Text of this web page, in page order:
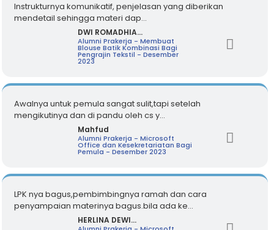
Instrukturnya komunikatif, penjelasan yang diberikan
mendetail sehingga materi dap...
DWI ROMADHIA...
Alumni Prakerja - Membuat
Blouse Batik Kombinasi Bagi
Pengrajin Tekstil - Desember
2023
Awalnya untuk pemula sangat sulit,tapi setelah
mengikutinya dan di pandu oleh cs y...
Mahfud
Alumni Prakerja - Microsoft
Office dan Kesekretariatan Bagi
Pemula - Desember 2023
LPK nya bagus,pembimbingnya ramah dan cara
penyampaian materinya bagus.bila ada ke...
HERLINA DEWI...